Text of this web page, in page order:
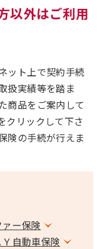
以外はご利用
ット上で契約手続
扱実績等を踏ま
商品をご案内して
クリックして下さ
険の手続が行えま
ー保険
Ｙ自動車保険